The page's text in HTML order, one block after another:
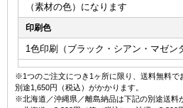
（素材の色）になります
印刷色
1色印刷（ブラック・シアン・マゼン
※1つのご注文につき1ヶ所に限り、送料無料で
別途1,650円（税込）がかかります。
※北海道／沖縄県／離島納品は下記の別途送料